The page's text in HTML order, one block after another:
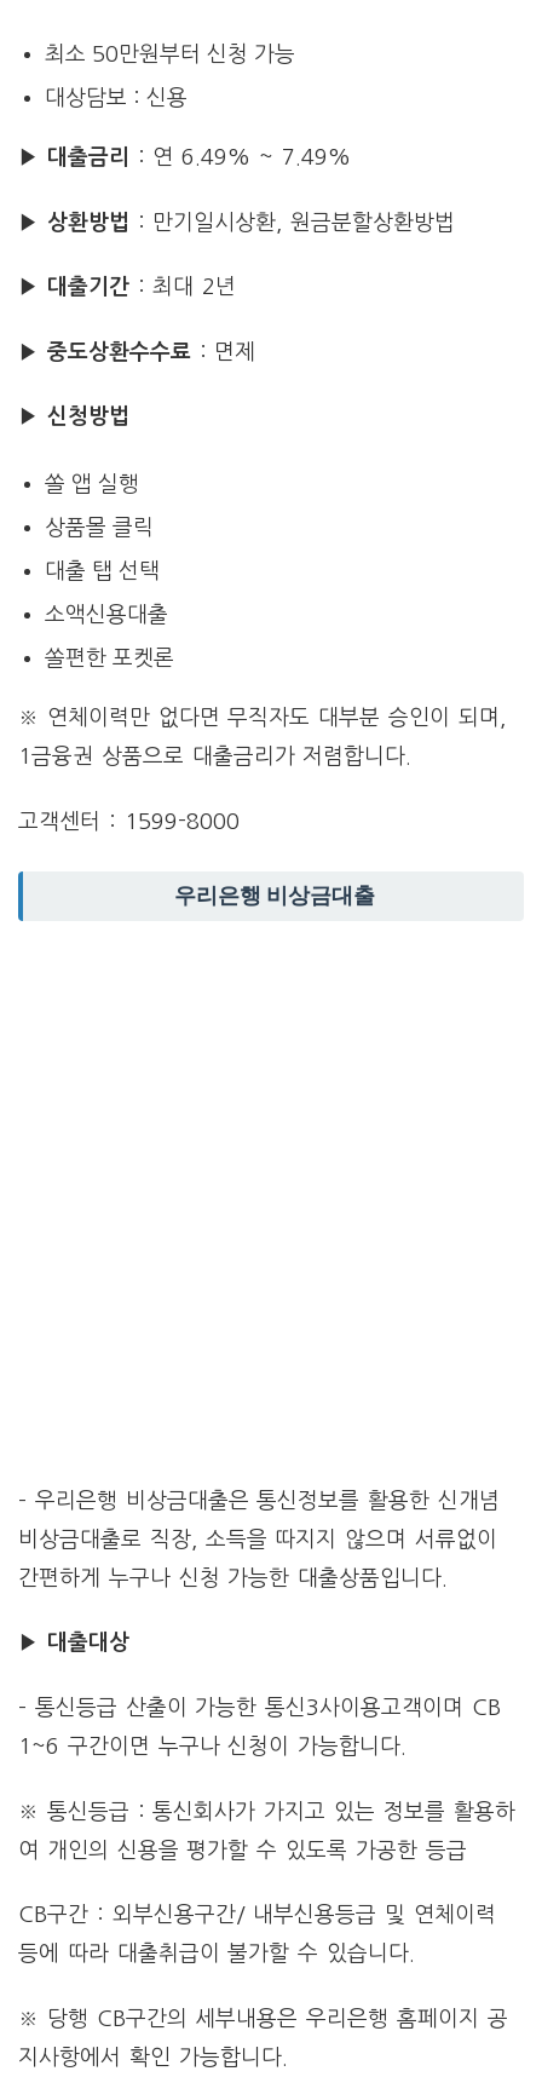
최소 50만원부터 신청 가능
대상담보 : 신용
▶ 대출금리 : 연 6.49% ~ 7.49%
▶ 상환방법 : 만기일시상환, 원금분할상환방법
▶ 대출기간: 최대 2년
▶ 중도상환수수료: 면제
▶ 신청방법
쏠 앱 실행
상품몰 클릭
대출 탭 선택
소액신용대출
쏠편한 포켓론
※ 연체이력만 없다면 무직자도 대부분 승인이 되며,
1금융권 상품으로 대출금리가 저렴합니다.
고객센터 : 1599-8000
우리은행 비상금대출
– 우리은행 비상금대출은 통신정보를 활용한 신개념
비상금대출로 직장, 소득을 따지지 않으며 서류없이
간편하게 누구나 신청 가능한 대출상품입니다.
▶ 대출대상
– 통신등급 산출이 가능한 통신3사이용고객이며 CB
1~6 구간이면 누구나 신청이 가능합니다.
※ 통신등급 : 통신회사가 가지고 있는 정보를 활용하
여 개인의 신용을 평가할 수 있도록 가공한 등급
CB구간 : 외부신용구간/ 내부신용등급 및 연체이력
등에 따라 대출취급이 불가할 수 있습니다.
※ 당행 CB구간의 세부내용은 우리은행 홈페이지 공
지사항에서 확인 가능합니다.